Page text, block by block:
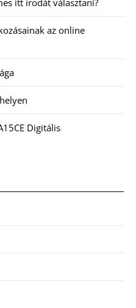
az online
Digitális